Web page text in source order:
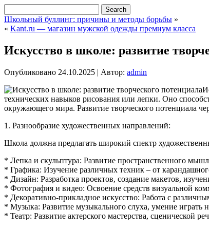
Школьный буллинг: причины и методы борьбы »
« Kant.ru — магазин мужской одежды премиум класса
Искусство в школе: развитие
Опубликовано 24.10.2025 | Автор: admin
технических навыков рисования или лепки. Оно
окружающего мира. Развитие творческого потенциала
1. Разнообразие художественных направлений:
Школа должна предлагать широкий спектр
* Лепка и скульптура: Развитие пространственного
* Графика: Изучение различных техник – от
* Дизайн: Разработка проектов, создание макетов,
* Фотография и видео: Освоение средств визуальной
* Декоративно-прикладное искусство: Работа с
* Музыка: Развитие музыкального слуха, умение
* Театр: Развитие актерского мастерства, сценической